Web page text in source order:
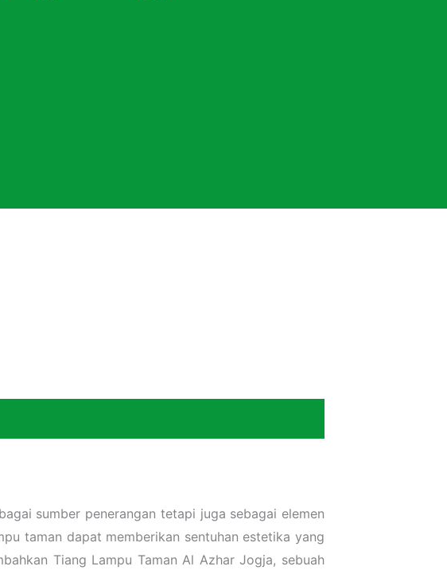
sumber penerangan tetapi juga sebagai elemen
taman dapat memberikan sentuhan estetika yang
Tiang Lampu Taman Al Azhar Jogja, sebuah